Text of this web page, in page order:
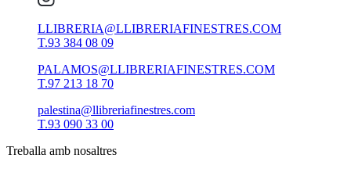
LLIBRERIA@LLIBRERIAFINESTRES.COM
T.93 384 08 09
PALAMOS@LLIBRERIAFINESTRES.COM
T.97 213 18 70
palestina@llibreriafinestres.com
T.93 090 33 00
Treballa amb nosaltres